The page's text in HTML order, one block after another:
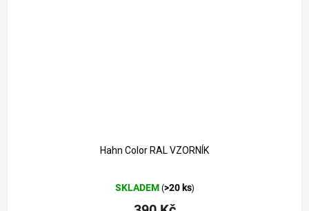
Hahn Color RAL VZORNÍK
hodnocení
produktu
SKLADEM (>20 ks)